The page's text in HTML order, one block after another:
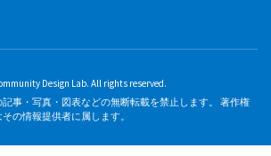
Design Lab. All rights reserved.
事・写真・図表などの無断転載を禁止します。 著作権
の情報提供者に属します。